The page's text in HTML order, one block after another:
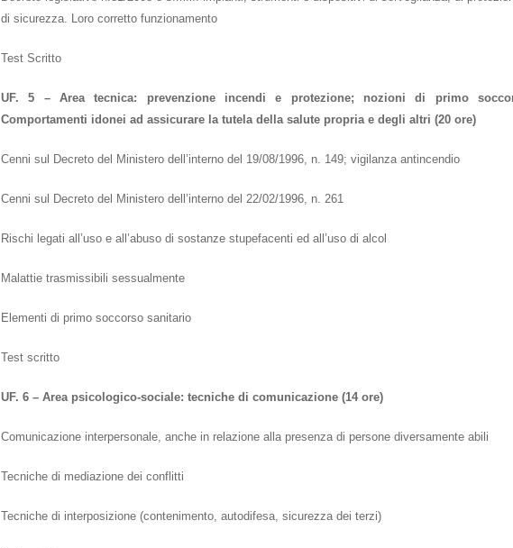
di sicurezza. Loro corretto funzionamento
Test Scritto
UF. 5 – Area tecnica: prevenzione incendi e protezione; nozioni di primo
Comportamenti idonei ad assicurare la tutela della salute propria e degli altri (20 ore)
Cenni sul Decreto del Ministero dell’interno del 19/08/1996, n. 149; vigilanza antincendio
Cenni sul Decreto del Ministero dell’interno del 22/02/1996, n. 261
Rischi legati all’uso e all’abuso di sostanze stupefacenti ed all’uso di alcol
Malattie trasmissibili sessualmente
Elementi di primo soccorso sanitario
Test scritto
UF. 6 – Area psicologico-sociale: tecniche di comunicazione (14 ore)
Comunicazione interpersonale, anche in relazione alla presenza di persone diversamente abili
Tecniche di mediazione dei conflitti
Tecniche di interposizione (contenimento, autodifesa, sicurezza dei terzi)